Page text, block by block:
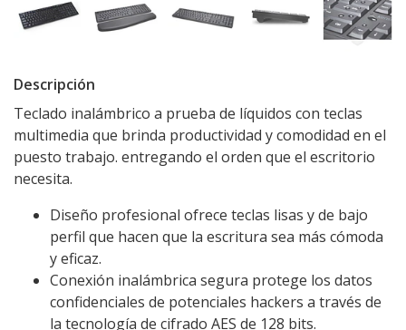
Descripción
Teclado inalámbrico a prueba de líquidos con teclas
multimedia que brinda productividad y comodidad en el
puesto trabajo. entregando el orden que el escritorio
necesita.
Diseño profesional ofrece teclas lisas y de bajo
perfil que hacen que la escritura sea más cómoda
y eficaz.
Conexión inalámbrica segura protege los datos
confidenciales de potenciales hackers a través de
la tecnología de cifrado AES de 128 bits.